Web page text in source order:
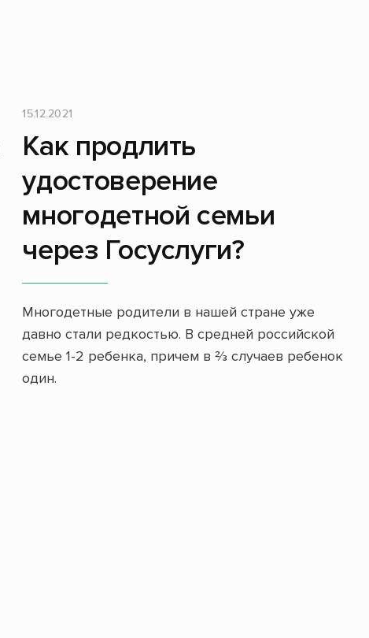
15.12.2021
Как продлить
удостоверение
многодетной семьи
через Госуслуги?
Многодетные родители в нашей стране уже
давно стали редкостью. В средней российской
семье 1-2 ребенка, причем в ⅔ случаев ребенок
один.